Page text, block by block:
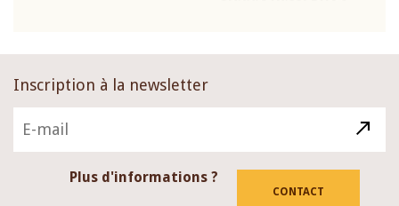
Inscription à la newsletter
Plus d'informations ?
CONTACT